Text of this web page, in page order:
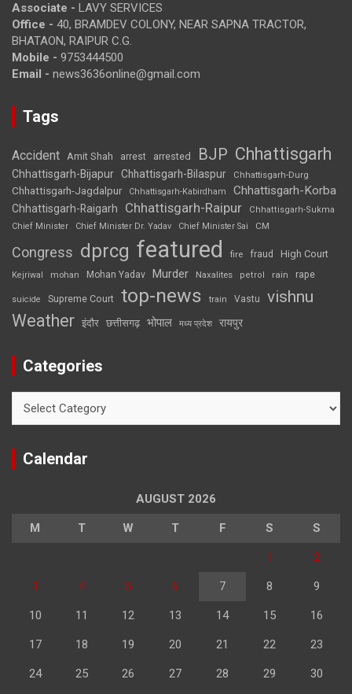
Associate - LAVY SERVICES
Office - 40, BRAMDEV COLONY, NEAR SAPNA TRACTOR,
BHATAON, RAIPUR C.G.
Mobile - 9753444500
Email - news3636online@gmail.com
Tags
Accident Amit Shah arrest arrested BJP Chhattisgarh
Chhattisgarh-Bijapur Chhattisgarh-Bilaspur Chhattisgarh-Durg
Chhattisgarh-Jagdalpur Chhattisgarh-Kabirdham Chhattisgarh-Korba
Chhattisgarh-Raigarh Chhattisgarh-Raipur
Chhattisgarh-Sukma
Chief Minister
Chief Minister Dr. Yadav Chief Minister Sai CM
Congress dprcg featured fire fraud High Court
Kejriwal mohan Mohan Yadav Murder Naxalites petrol rain rape
suicide Supreme Court top-news train Vastu vishnu
Weather इंदौर छत्तीसगढ़ भोपाल मध्य प्रदेश रायपुर
Categories
Calendar
AUGUST 2026
M T W T F S S
1 2
3 4 5 6 7 8 9
10 11 12 13 14 15 16
17 18 19 20 21 22 23
24 25 26 27 28 29 30